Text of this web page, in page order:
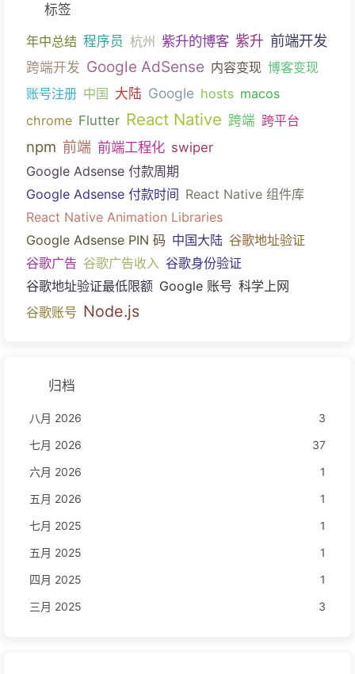
标签
年中总结 程序员 杭州 紫升的博客 紫升 前端开发
跨端开发 Google AdSense 内容变现 博客变现
账号注册 中国 大陆 Google hosts macos
chrome Flutter React Native 跨端 跨平台
npm 前端 前端工程化 swiper
Google Adsense 付款周期
Google Adsense 付款时间 React Native 组件库
React Native Animation Libraries
Google Adsense PIN 码 中国大陆 谷歌地址验证
谷歌广告 谷歌广告收入 谷歌身份验证
谷歌地址验证最低限额 Google 账号 科学上网
谷歌账号 Node.js
归档
八月 2026
3
七月 2026
37
六月 2026
1
五月 2026
1
七月 2025
1
五月 2025
1
四月 2025
1
三月 2025
3